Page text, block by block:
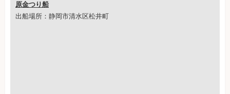
原金つり船
出船場所：静岡市清水区松井町